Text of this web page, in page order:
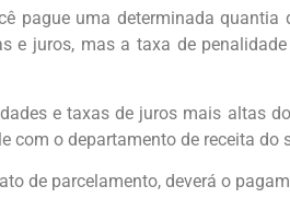
pague uma determinada
e juros, mas a taxa de
e taxas de juros mais altas
com o departamento de receita
de parcelamento, deverá o